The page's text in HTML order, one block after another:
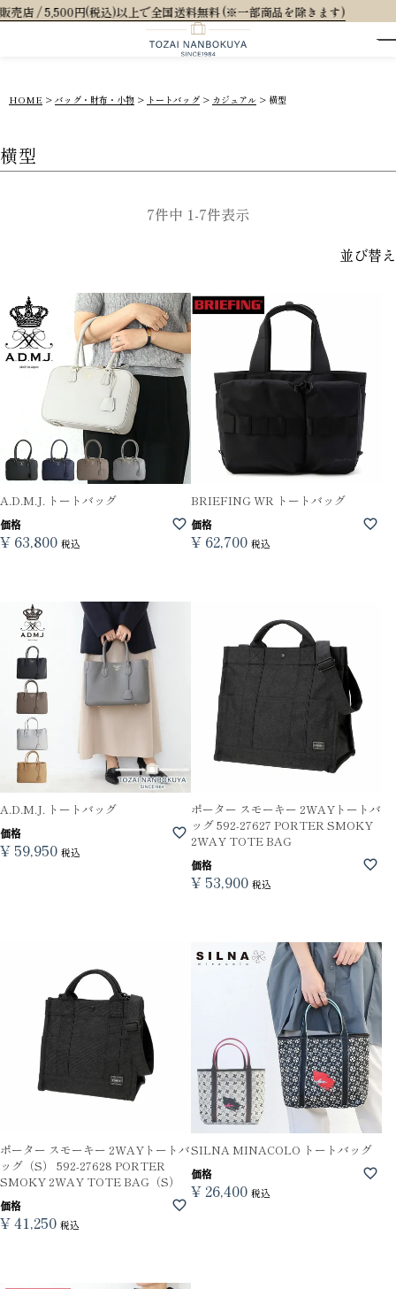
込)以上で全国送料無料 (※一部商品を除きます)
HOME バッグ・財布・小物 トートバッグ カジュアル 横型
横型
並び替え
7件中 1-7件表示
A.D.M.J. トートバッグ
価格
¥ 63,800 税込
BRIEFING WR トートバッグ
価格
¥ 62,700 税込
A.D.M.J. トートバッグ
価格
¥ 59,950 税込
ポーター スモーキー 2WAYトートバ
ッグ 592-27627 PORTER SMOKY
2WAY TOTE BAG
価格
¥ 53,900 税込
ポーター スモーキー 2WAYトートバ
ッグ（S） 592-27628 PORTER
SMOKY 2WAY TOTE BAG（S）
価格
¥41,250 税込
SILNA MINACOLO トートバッグ
価格
¥26,400 税込